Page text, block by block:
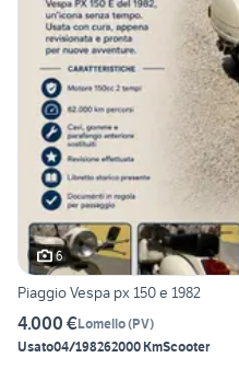
6
Piaggio Vespa px 150 e 1982
4.000 €Lomello(PV)
Usato04/198262000 KmScooter